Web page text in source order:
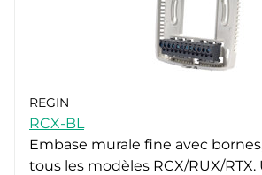
REGIN
RCX-BL
Embase murale fine avec
tous les modèles RCX/RUX/RTX.